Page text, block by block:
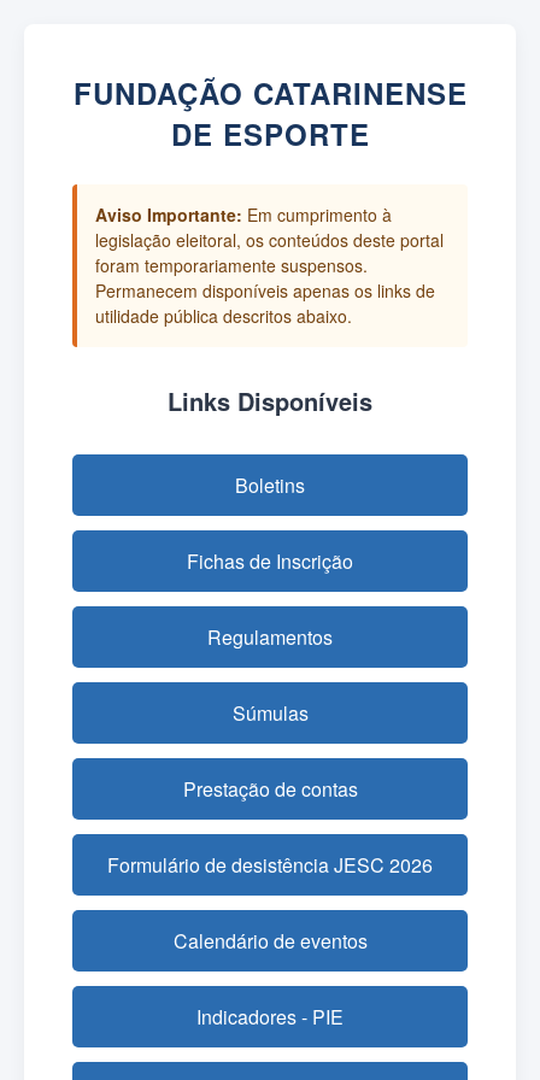
FUNDAÇÃO CATARINENSE
DE ESPORTE
Aviso Importante: Em cumprimento à
legislação eleitoral, os conteúdos deste portal
foram temporariamente suspensos.
Permanecem disponíveis apenas os links de
utilidade pública descritos abaixo.
Links Disponíveis
Boletins
Fichas de Inscrição
Regulamentos
Súmulas
Prestação de contas
Formulário de desistência JESC 2026
Calendário de eventos
Indicadores - PIE